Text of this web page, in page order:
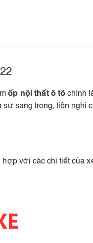
ốp nội thất ô tô chính
sang trọng, tiện nghi
với các chi tiết của